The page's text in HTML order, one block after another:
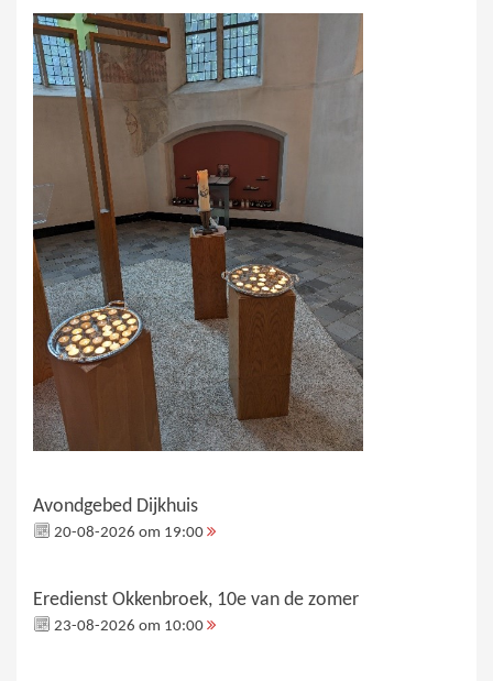
Avondgebed Dijkhuis
20-08-2026 om 19:00
Eredienst Okkenbroek, 10e van de zomer
23-08-2026 om 10:00